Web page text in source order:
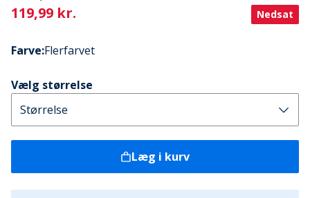
Current
119,99 kr. Nedsat
Farve:Flerfarvet
Vælg størrelse
Læg i kurv